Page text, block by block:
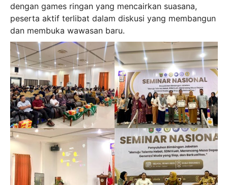
dengan games ringan yang mencairkan suasana,
peserta aktif terlibat dalam diskusi yang membangun
dan membuka wawasan baru.